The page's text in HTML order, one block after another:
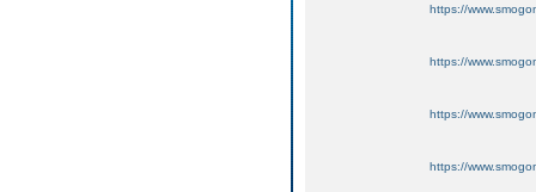
https://
https://
https://
https://